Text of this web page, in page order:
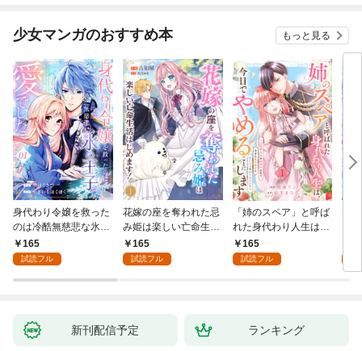
少女マンガのおすすめ本 もっと見る
身代わり令嬢を救った
のは冷酷無慈悲な氷の
王子の愛でした１
165
試読フル
花嫁の座を奪われた忌
み姫は楽しい亡命生活
はじめます！１
165
試読フル
「姉のスペア」と呼ば
れた身代わり人生は、
今日でやめることにし
ます～辺境で自由を満
165
試読フル
新刊配信予定 ランキング